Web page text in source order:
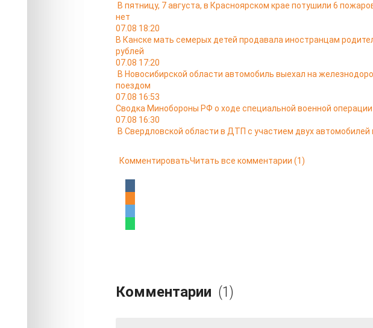
В пятницу, 7 августа, в Красноярском крае потушили 6
нет
07.08 18:20
В Канске мать семерых детей продавала иностранцам
рублей
07.08 17:20
В Новосибирской области автомобиль выехал на
поездом
07.08 16:53
Сводка Минобороны РФ о ходе специальной военной операции
07.08 16:30
В Свердловской области в ДТП с участием двух автомобилей
КомментироватьЧитать все комментарии (1)
Комментарии (1)